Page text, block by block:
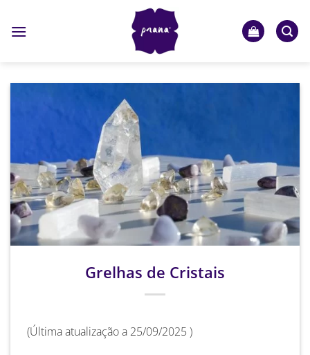
Grelhas de Cristais
(Última atualização a 25/09/2025 )